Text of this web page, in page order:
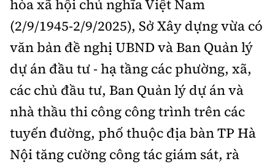
Hàng hải
Đường sắt đô thị
Nhà thầu
Mời thầu - Đấu thầu
Thi viết về GTVT
Chung tay vì ATGT
Gương sáng giao thông
Lao động - Công đoàn
Showbiz
Điện ảnh
Âm nhạc
Bóng đá
Bình luận
Hậu trường sao
360 độ thể thao
Công nghệ
Công nghệ mới
Sản phẩm mới
Tư vấn
Thế giới
Thời sự Quốc tế
Hồ sơ tài liệu
Thế giới giao thông
Đi ++
Du lịch
Khám phá
Video
Thời sự
hòa xã hội chủ nghĩa Việt Nam
(2/9/1945-2/9/2025), Sở Xây dựng vừa có
văn bản đề nghị UBND và Ban Quản lý
dự án đầu tư - hạ tầng các phường, xã,
các chủ đầu tư, Ban Quản lý dự án và
nhà thầu thi công công trình trên các
tuyến đường, phố thuộc địa bàn TP Hà
Nội tăng cường công tác giám sát, rà